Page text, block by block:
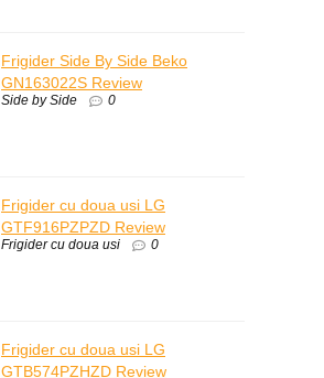
Frigider Side By Side Beko
GN163022S Review
Side by Side 0
Frigider cu doua usi LG
GTF916PZPZD Review
Frigider cu doua usi 0
Frigider cu doua usi LG
GTB574PZHZD Review